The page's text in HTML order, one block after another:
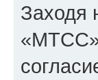
Заходя